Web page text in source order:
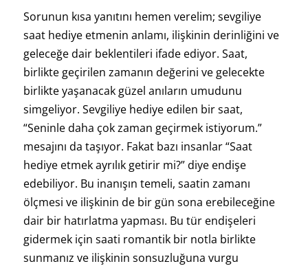
Sorunun kısa yanıtını hemen verelim; sevgiliye
saat hediye etmenin anlamı, ilişkinin derinliğini ve
geleceğe dair beklentileri ifade ediyor. Saat,
birlikte geçirilen zamanın değerini ve gelecekte
birlikte yaşanacak güzel anıların umudunu
simgeliyor. Sevgiliye hediye edilen bir saat,
“Seninle daha çok zaman geçirmek istiyorum.”
mesajını da taşıyor. Fakat bazı insanlar “Saat
hediye etmek ayrılık getirir mi?” diye endişe
edebiliyor. Bu inanışın temeli, saatin zamanı
ölçmesi ve ilişkinin de bir gün sona erebileceğine
dair bir hatırlatma yapması. Bu tür endişeleri
gidermek için saati romantik bir notla birlikte
sunmanız ve ilişkinin sonsuzluğuna vurgu